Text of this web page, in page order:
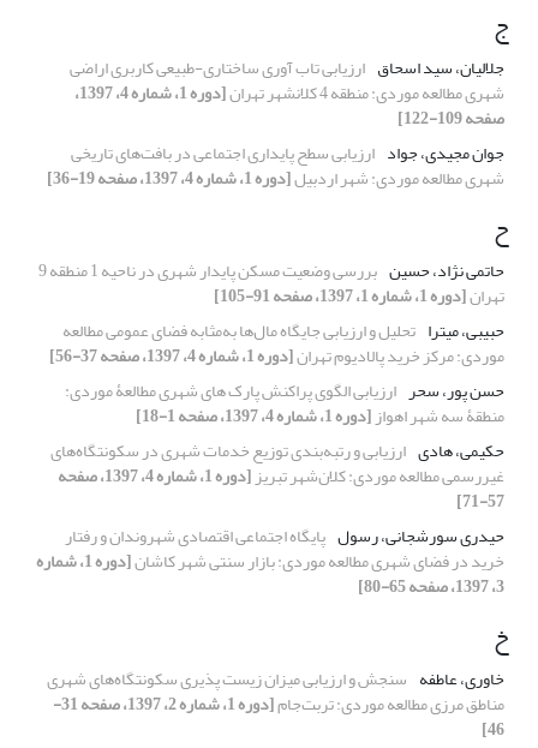
ج
جلالیان، سید اسحاق ارزیابی تاب آوری ساختاری-طبیعی کاربری اراضی
شهری مطالعه موردی: منطقه 4 کلانشهر تهران [دوره 1، شماره 4، 1397،
صفحه 109-122]
جوان مجیدی، جواد ارزیابی سطح پایداری اجتماعی در بافت‌های تاریخی
شهری مطالعه موردی: شهر اردبیل[دوره 1، شماره 4، 1397، صفحه 19-36]
ح
حاتمی نژاد، حسین بررسی وضعیت مسکن پایدار شهری در ناحیه 1 منطقه 9
تهران[دوره 1، شماره 1، 1397، صفحه 91-105]
حبیبی، میترا تحلیل و ارزیابی جایگاه مال‌ها به‌مثابه فضای عمومی مطالعه
موردی: مرکز خرید پالادیوم تهران[دوره 1، شماره 4، 1397، صفحه 37-56]
حسن پور، سحر ارزیابی الگوی پراکنش پارک های شهری مطالعۀ موردی:
منطقۀ سه شهر اهواز[دوره 1، شماره 4، 1397، صفحه 1-18]
حکیمی، هادی ارزیابی و رتبه‌بندی توزیع خدمات شهری در سکونتگاه‌های
غیررسمی مطالعه موردی: کلان‌شهر تبریز [دوره 1، شماره 4، 1397، صفحه
57-71]
حیدری سورشجانی، رسول پایگاه اجتماعی اقتصادی شهروندان و رفتار
خرید در فضای شهری مطالعه موردی: بازار سنتی شهر کاشان [دوره 1، شماره
3، 1397، صفحه 65-80]
خ
خاوری، عاطفه سنجش و ارزیابی میزان زیست پذیری سکونتگاه‌های شهری
مناطق مرزی مطالعه موردی: تربت‌جام [دوره 1، شماره 2، 1397، صفحه 31-
46]